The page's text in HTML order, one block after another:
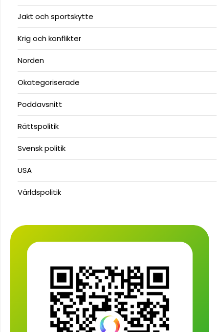
Jakt och sportskytte
Krig och konflikter
Norden
Okategoriserade
Poddavsnitt
Rättspolitik
Svensk politik
USA
Världspolitik